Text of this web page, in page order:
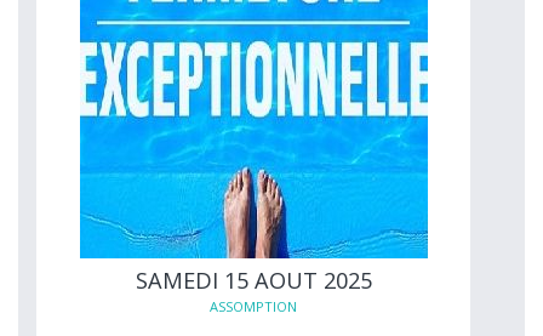
SAMEDI 15 AOUT 2025
ASSOMPTION